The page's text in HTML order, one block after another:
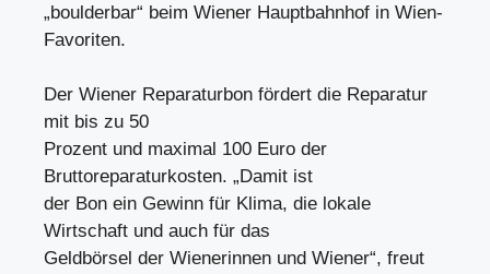
„boulderbar“ beim Wiener Hauptbahnhof in Wien-
Favoriten.
Der Wiener Reparaturbon fördert die Reparatur
mit bis zu 50
Prozent und maximal 100 Euro der
Bruttoreparaturkosten. „Damit ist
der Bon ein Gewinn für Klima, die lokale
Wirtschaft und auch für das
Geldbörsel der Wienerinnen und Wiener“, freut